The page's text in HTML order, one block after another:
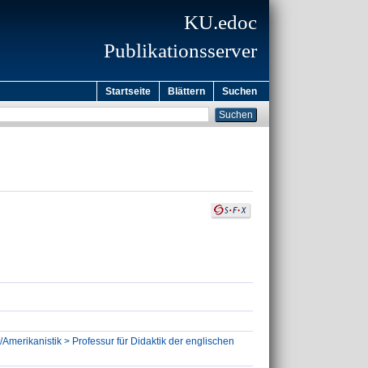
KU.edoc
Publikationsserver
Startseite Blättern Suchen
> Professur für Didaktik der englischen